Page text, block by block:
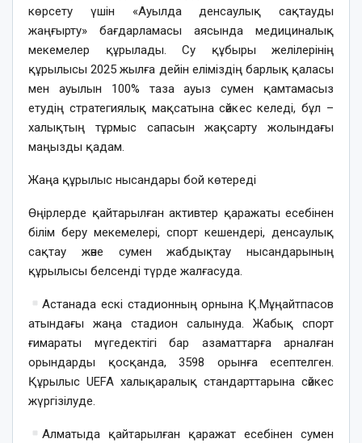
көрсету үшін «Ауылда денсаулық сақтауды
жаңғырту» бағдарламасы аясында медициналық
мекемелер құрылады. Су құбыры желілерінің
құрылысы 2025 жылға дейін еліміздің барлық қаласы
мен ауылын 100% таза ауыз сумен қамтамасыз
етудің стратегиялық мақсатына сәйкес келеді, бұл –
халықтың тұрмыс сапасын жақсарту жолындағы
маңызды қадам.
Жаңа құрылыс нысандары бой көтереді
Өңірлерде қайтарылған активтер қаражаты есебінен
білім беру мекемелері, спорт кешендері, денсаулық
сақтау және сумен жабдықтау нысандарының
құрылысы белсенді түрде жалғасуда.
Астанада ескі стадионның орнына Қ.Мұңайтпасов
атындағы жаңа стадион салынуда. Жабық спорт
ғимараты мүгедектігі бар азаматтарға арналған
орындарды қосқанда, 3598 орынға есептелген.
Құрылыс UEFA халықаралық стандарттарына сәйкес
жүргізілуде.
Алматыда қайтарылған қаражат есебінен сумен